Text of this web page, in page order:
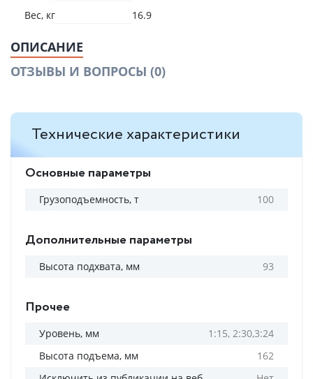
Вес, кг
16.9
ОПИСАНИЕ
ОТЗЫВЫ И ВОПРОСЫ (0)
Технические характеристики
Основные параметры
Грузоподъемность, т 100
Дополнительные параметры
Высота подхвата, мм 93
Прочее
Уровень, мм
1:15, 2:30,3:24
Высота подъема, мм
162